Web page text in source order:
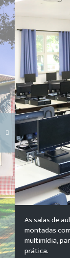
As salas de
montadas
multimídia,
prática.